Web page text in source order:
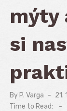
mýty
si
By P. Varga
21.
Time to Read:
-